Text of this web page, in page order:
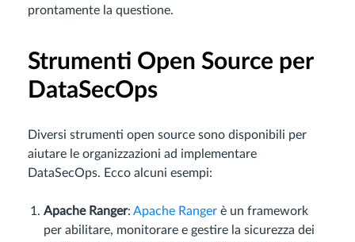
prontamente la questione.
Strumenti Open Source per
DataSecOps
Diversi strumenti open source sono disponibili per
aiutare le organizzazioni ad implementare
DataSecOps. Ecco alcuni esempi:
Apache Ranger: Apache Ranger è un framework
per abilitare, monitorare e gestire la sicurezza dei